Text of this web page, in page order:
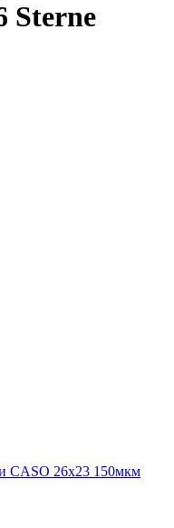
Sterne
CASO 26х23 150мкм